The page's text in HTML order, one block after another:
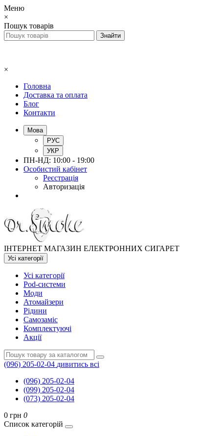
Меню
×
Пошук товарів
×
Головна
Доставка та оплата
Блог
Контакти
Мова
РУС
УКР
ПН-НД: 10:00 - 19:00
Особистий кабінет
Реєстрація
Авторизація
ІНТЕРНЕТ МАГАЗИН ЕЛЕКТРОННИХ СИГАРЕТ
Усі категорії
Усі категорії
Pod-системи
Моди
Атомайзери
Рідини
Самозаміс
Комплектуючі
Акції
(096) 205-02-04 дивитись всі
(096) 205-02-04
(099) 205-02-04
(073) 205-02-04
0 грн 0
Список категорій